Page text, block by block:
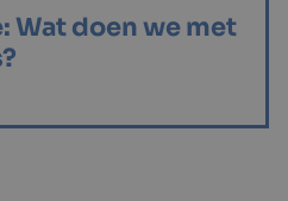
Wat doen we met